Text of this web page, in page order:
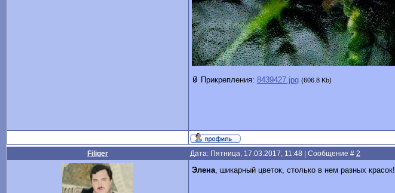
Прикрепления: 8439427.jpg (606.8 Kb)
Filiger Дата: Пятница, 17.03.2017, 11:48 | Сообщение # 2
Элена , шикарный цветок, столько в нем разных красок!